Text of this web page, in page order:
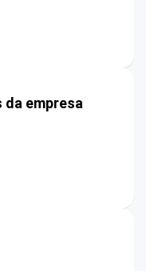
empresa